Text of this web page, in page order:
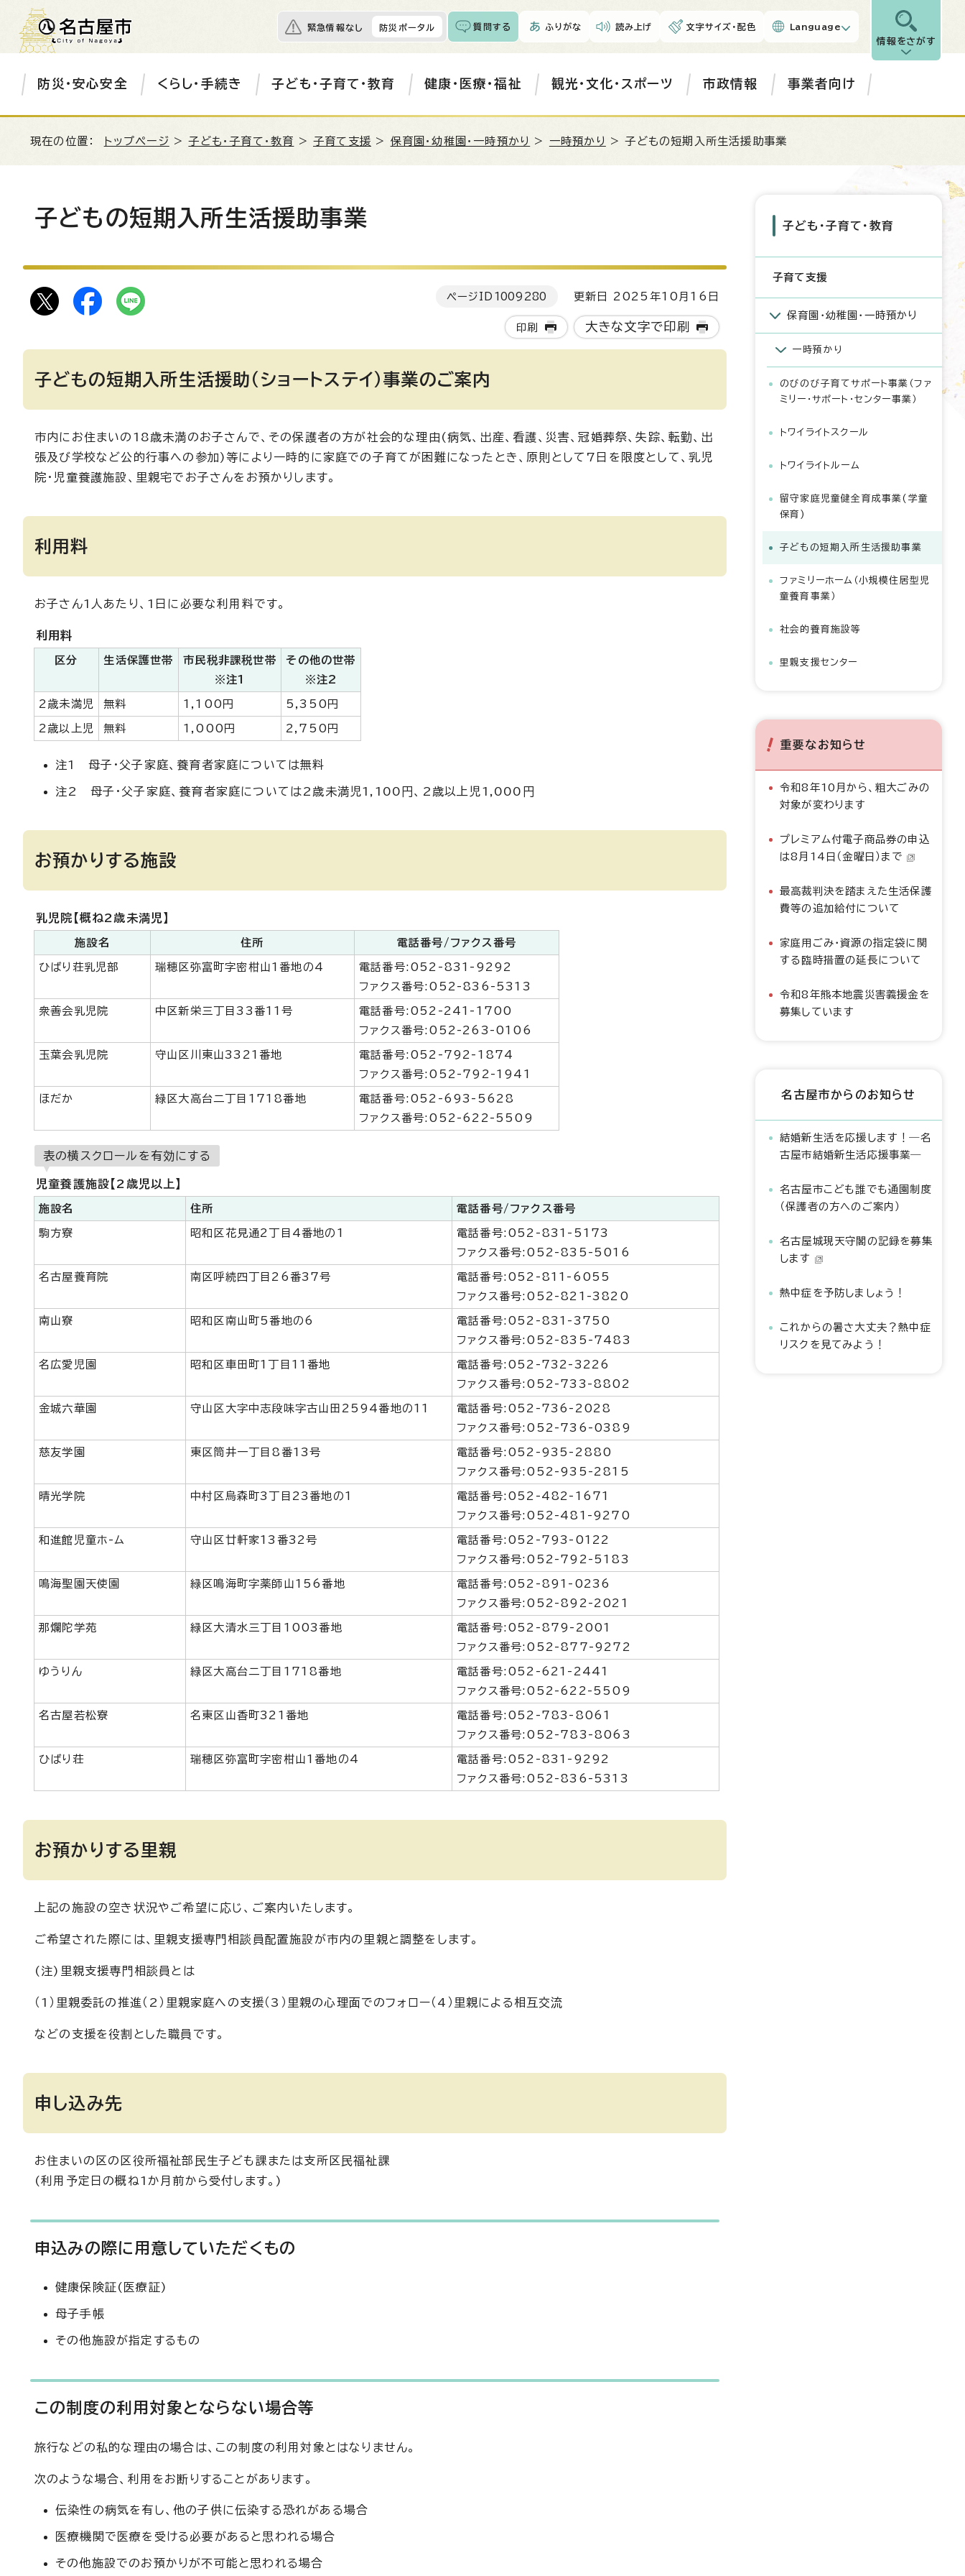
緊急情報なし 防災ポータル 質問する ふりがな 読み上げ 文字サイズ・配色 Language
情報をさがす
防災・安心安全 くらし・手続き 子ども・子育て・教育 健康・医療・福祉 観光・文化・スポーツ 市政情報 事業者向け
現在の位置： トップページ >子ども・子育て・教育 >子育て支援 > 保育園・幼稚園・一時預かり > 一時預かり > 子どもの短期入所生活援助事業
子どもの短期入所生活援助事業
ページID 1009280 更新日 2025年10月16日
印刷 大きな文字で印刷
子どもの短期入所生活援助（ショートステイ）事業のご案内
市内にお住まいの18歳未満のお子さんで、その保護者の方が社会的な理由(病気、出産、看護、災害、冠婚葬祭、失踪、転勤、出
張及び学校など公的行事への参加)等により一時的に家庭での子育てが困難になったとき、原則として7日を限度として、乳児
院・児童養護施設、里親宅でお子さんをお預かりします。
利用料
お子さん1人あたり、1日に必要な利用料です。
利用料
区分 生活保護世帯
市民税非課税世帯
※注1
その他の世帯
※注2
2歳未満児 無料 1,100円 5,350円
2歳以上児 無料 1,000円 2,750円
注1 母子・父子家庭、養育者家庭については無料
注2 母子・父子家庭、養育者家庭については2歳未満児1,100円、2歳以上児1,000円
お預かりする施設
乳児院【概ね2歳未満児】
施設名 住所 電話番号/ファクス番号
ひばり荘乳児部 瑞穂区弥富町字密柑山1番地の4
電話番号:052-831-9292
ファクス番号:052-836-5313
衆善会乳児院 中区新栄三丁目33番11号
電話番号:052-241-1700
ファクス番号:052-263-0106
玉葉会乳児院 守山区川東山3321番地
電話番号:052-792-1874
ファクス番号:052-792-1941
ほだか 緑区大高台二丁目1718番地
電話番号:052-693-5628
ファクス番号:052-622-5509
表の横スクロールを有効にする
児童養護施設【2歳児以上】
施設名 住所 電話番号/ ファクス番号
駒方寮 昭和区花見通2丁目4番地の1
電話番号:052-831-5173
ファクス番号:052-835-5016
名古屋養育院 南区呼続四丁目26番37号
電話番号:052-811-6055
ファクス番号:052-821-3820
南山寮 昭和区南山町5番地の6
電話番号:052-831-3750
ファクス番号:052-835-7483
名広愛児園 昭和区車田町1丁目11番地
電話番号:052-732-3226
ファクス番号:052-733-8802
金城六華園 守山区大字中志段味字古山田2594番地の11
電話番号:052-736-2028
ファクス番号:052-736-0389
慈友学園 東区筒井一丁目8番13号
電話番号:052-935-2880
ファクス番号:052-935-2815
晴光学院 中村区烏森町3丁目23番地の1
電話番号:052-482-1671
ファクス番号:052-481-9270
和進館児童ホ-ム 守山区廿軒家13番32号
電話番号:052-793-0122
ファクス番号:052-792-5183
鳴海聖園天使園 緑区鳴海町字薬師山156番地
電話番号:052-891-0236
ファクス番号:052-892-2021
那爛陀学苑 緑区大清水三丁目1003番地
電話番号:052-879-2001
ファクス番号:052-877-9272
ゆうりん 緑区大高台二丁目1718番地
電話番号:052-621-2441
ファクス番号:052-622-5509
名古屋若松寮 名東区山香町321番地
電話番号:052-783-8061
ファクス番号:052-783-8063
ひばり荘 瑞穂区弥富町字密柑山1番地の4
電話番号:052-831-9292
ファクス番号:052-836-5313
お預かりする里親
上記の施設の空き状況やご希望に応じ、ご案内いたします。
ご希望された際には、里親支援専門相談員配置施設が市内の里親と調整をします。
(注)里親支援専門相談員とは
（1）里親委託の推進（2）里親家庭への支援（3）里親の心理面でのフォロー（4）里親による相互交流
などの支援を役割とした職員です。
申し込み先
お住まいの区の区役所福祉部民生子ども課または支所区民福祉課
(利用予定日の概ね1か月前から受付します。)
申込みの際に用意していただくもの
健康保険証(医療証)
母子手帳
その他施設が指定するもの
この制度の利用対象とならない場合等
旅行などの私的な理由の場合は、この制度の利用対象とはなりません。
次のような場合、利用をお断りすることがあります。
伝染性の病気を有し、他の子供に伝染する恐れがある場合
医療機関で医療を受ける必要があると思われる場合
その他施設でのお預かりが不可能と思われる場合
子ども・子育て・教育
子育て支援
保育園・幼稚園・一時預かり
一時預かり
のびのび子育てサポート事業（ファ
ミリー・サポート・センター事業）
トワイライトスクール
トワイライトルーム
留守家庭児童健全育成事業(学童
保育)
子どもの短期入所生活援助事業
ファミリーホーム（小規模住居型児
童養育事業）
社会的養育施設等
里親支援センター
重要なお知らせ
令和8年10月から、粗大ごみの
対象が変わります
プレミアム付電子商品券の申込
は8月14日（金曜日）まで
最高裁判決を踏まえた生活保護
費等の追加給付について
家庭用ごみ・資源の指定袋に関
する臨時措置の延長について
令和8年熊本地震災害義援金を
募集しています
名古屋市からのお知らせ
結婚新生活を応援します！―名
古屋市結婚新生活応援事業―
名古屋市こども誰でも通園制度
（保護者の方へのご案内）
名古屋城現天守閣の記録を募集
します
熱中症を予防しましょう！
これからの暑さ大丈夫？熱中症
リスクを見てみよう！